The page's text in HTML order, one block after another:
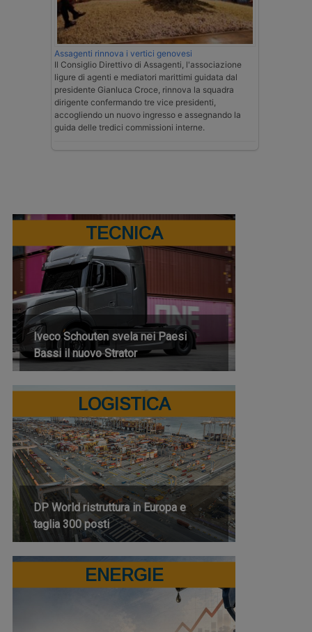
Assagenti rinnova i vertici genovesi
Il Consiglio Direttivo di Assagenti, l'associazione
ligure di agenti e mediatori marittimi guidata dal
presidente Gianluca Croce, rinnova la squadra
dirigente confermando tre vice presidenti,
accogliendo un nuovo ingresso e assegnando la
guida delle tredici commissioni interne.
TECNICA
Iveco Schouten svela nei Paesi
Bassi il nuovo Strator
LOGISTICA
DP World ristruttura in Europa e
taglia 300 posti
ENERGIE